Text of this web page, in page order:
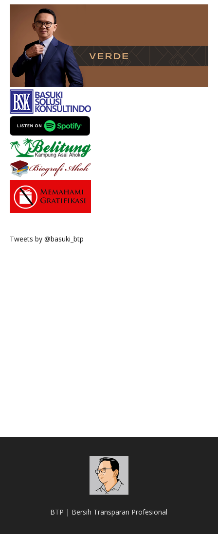
Tweets by @basuki_btp
BTP | Bersih Transparan Profesional